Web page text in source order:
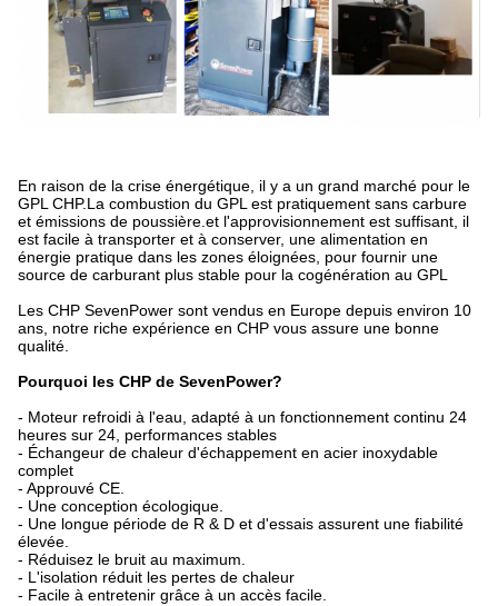
En raison de la crise énergétique, il y a un grand marché pour le
GPL CHP.La combustion du GPL est pratiquement sans carbure
et émissions de poussière.et l'approvisionnement est suffisant, il
est facile à transporter et à conserver, une alimentation en
énergie pratique dans les zones éloignées, pour fournir une
source de carburant plus stable pour la cogénération au GPL
Les CHP SevenPower sont vendus en Europe depuis environ 10
ans, notre riche expérience en CHP vous assure une bonne
qualité.
Pourquoi les CHP de SevenPower?
- Moteur refroidi à l'eau, adapté à un fonctionnement continu 24
heures sur 24, performances stables
- Échangeur de chaleur d'échappement en acier inoxydable
complet
- Approuvé CE.
- Une conception écologique.
- Une longue période de R & D et d'essais assurent une fiabilité
élevée.
- Réduisez le bruit au maximum.
- L'isolation réduit les pertes de chaleur
- Facile à entretenir grâce à un accès facile.